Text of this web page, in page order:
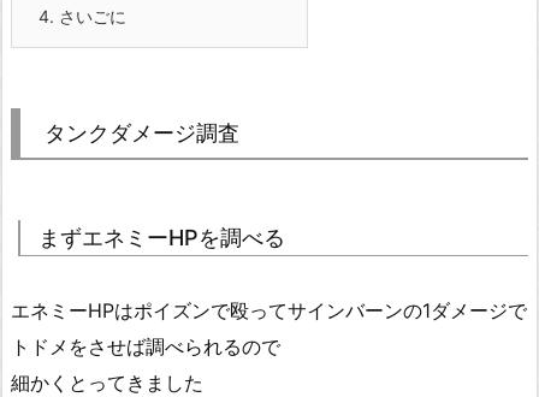
4. さいごに
タンクダメージ調査
まずエネミーHPを調べる
エネミーHPはポイズンで殴ってサインバーンの1ダメージで
トドメをさせば調べられるので
細かくとってきました